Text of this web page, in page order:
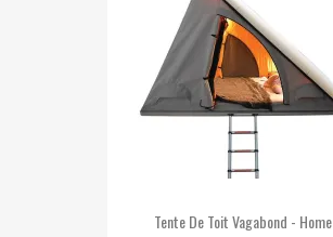
Tente De Toit Vagabond - Home